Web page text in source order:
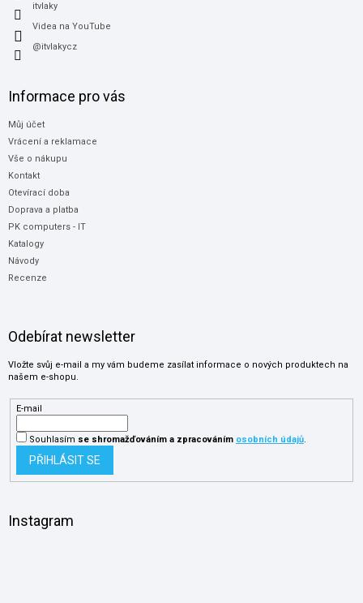
itvlaky
Videa na YouTube
@itvlakycz
Informace pro vás
Můj účet
Vrácení a reklamace
Vše o nákupu
Kontakt
Otevírací doba
Doprava a platba
PK computers - IT
Katalogy
Návody
Recenze
Odebírat newsletter
Vložte svůj e-mail a my vám budeme zasílat informace o nových produktech na
našem e-shopu.
E-mail
Souhlasím se shromažďováníma zpracováním osobních údajů.
PŘIHLÁSIT SE
Instagram